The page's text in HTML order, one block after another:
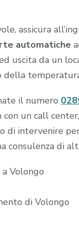
assicura
automatiche
uscita da un
della
il numero
un call
di intervenire
consulenza di
Volongo
di Volongo